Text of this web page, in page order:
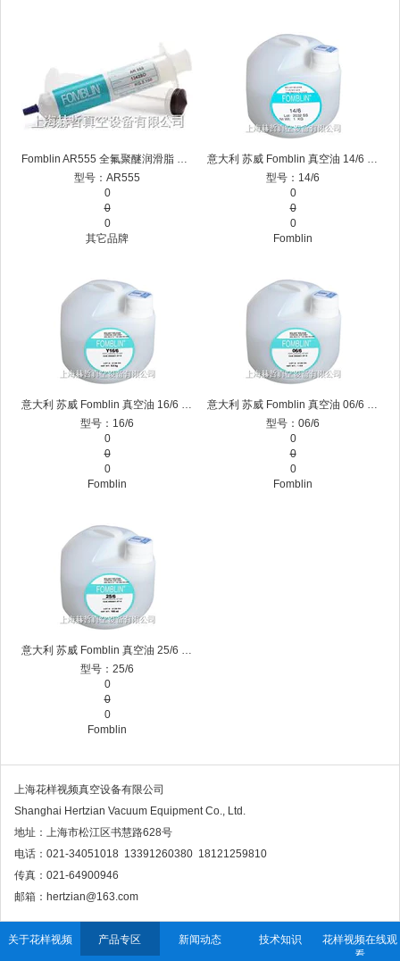
Fomblin AR555 全氟聚醚润滑脂 针筒包装
型号：AR555
0
0
0
其它品牌
意大利 苏威 Fomblin 真空油 14/6 全氟聚醚花样视频app下载油 氟素油 氟油
型号：14/6
0
0
0
Fomblin
意大利 苏威 Fomblin 真空油 16/6 全氟聚醚花样视频app下载油 氟素油 氟油
型号：16/6
0
0
0
Fomblin
意大利 苏威 Fomblin 真空油 06/6 全氟聚醚花样视频app下载油 氟素油 氟油
型号：06/6
0
0
0
Fomblin
意大利 苏威 Fomblin 真空油 25/6 全氟聚醚花样视频app下载油 氟素油 氟油
型号：25/6
0
0
0
Fomblin
上海花样视频真空设备有限公司
Shanghai Hertzian Vacuum Equipment Co., Ltd.
地址：上海市松江区书慧路628号
电话：021-34051018 13391260380 18121259810
传真：021-64900946
邮箱：hertzian@163.com
关于花样视频 产品专区 新闻动态 技术知识
花样视频在线观
看